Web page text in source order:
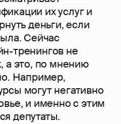
их услуг и
деньги, если
Сейчас
тренингов не
а это, по мнению
Например,
могут негативно
и именно с этим
депутаты.